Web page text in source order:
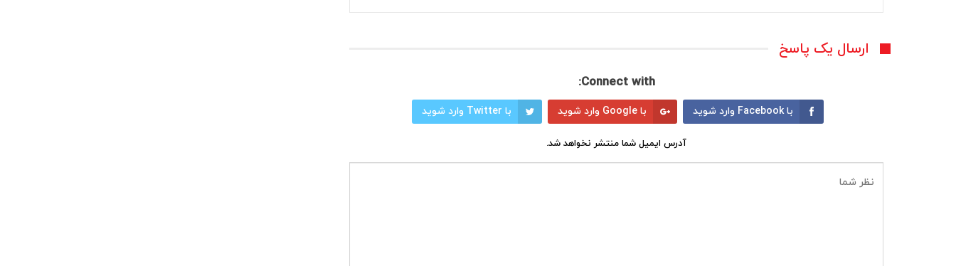
ارسال یک پاسخ
Connect with:
با Facebook وارد شوید با Google وارد شوید با Twitter وارد شوید
آدرس ایمیل شما منتشر نخواهد شد.